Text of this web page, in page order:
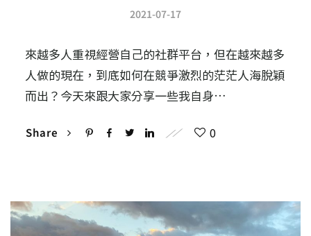
2021-07-17
來越多人重視經營自己的社群平台，但在越來越多
人做的現在，到底如何在競爭激烈的茫茫人海脫穎
而出？今天來跟大家分享一些我自身…
Share 0